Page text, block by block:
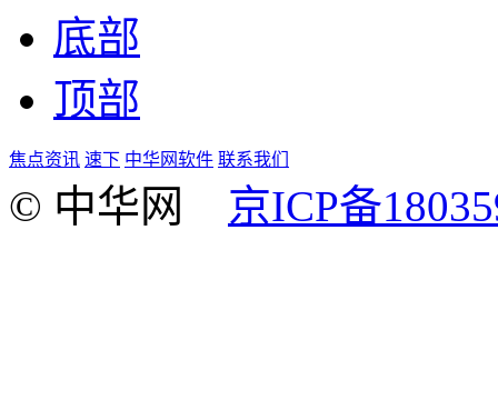
底部
顶部
焦点资讯 速下 中华网软件 联系我们
© 中华网 京ICP备